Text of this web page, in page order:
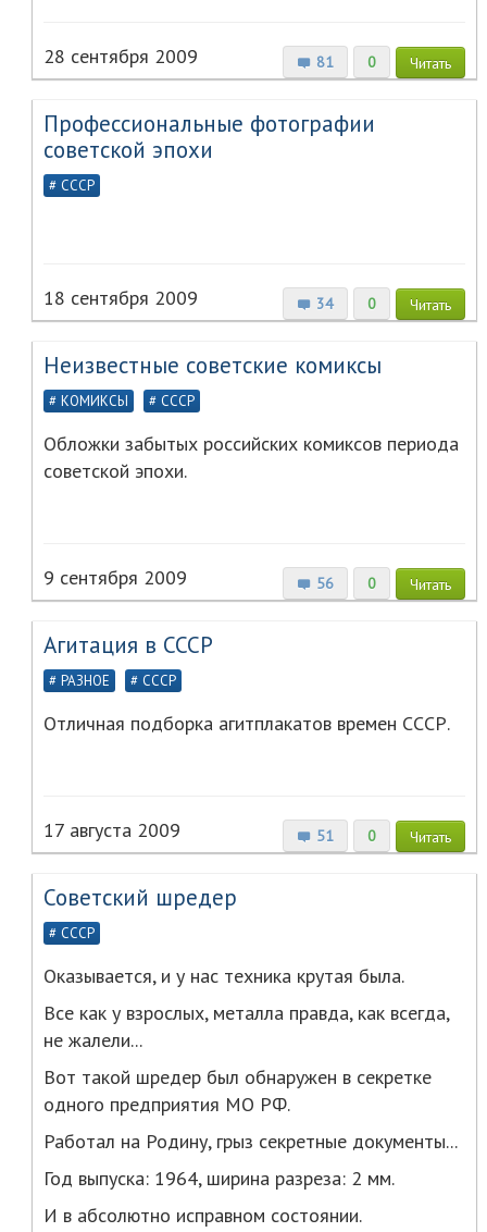
81 0 Читать
28 сентября 2009
Профессиональные фотографии
советской эпохи
СССР
34 0 Читать
18 сентября 2009
Неизвестные советские комиксы
КОМИКСЫ СССР
Обложки забытых российских комиксов периода
советской эпохи.
56 0 Читать
9 сентября 2009
Агитация в СССР
РАЗНОЕ СССР
Отличная подборка агитплакатов времен СССР.
51 0 Читать
17 августа 2009
Советский шредер
СССР
Оказывается, и у нас техника крутая была.
Все как у взрослых, металла правда, как всегда,
не жалели...
Вот такой шредер был обнаружен в секретке
одного предприятия МО РФ.
Работал на Родину, грыз секретные документы...
Год выпуска: 1964, ширина разреза: 2 мм.
И в абсолютно исправном состоянии.